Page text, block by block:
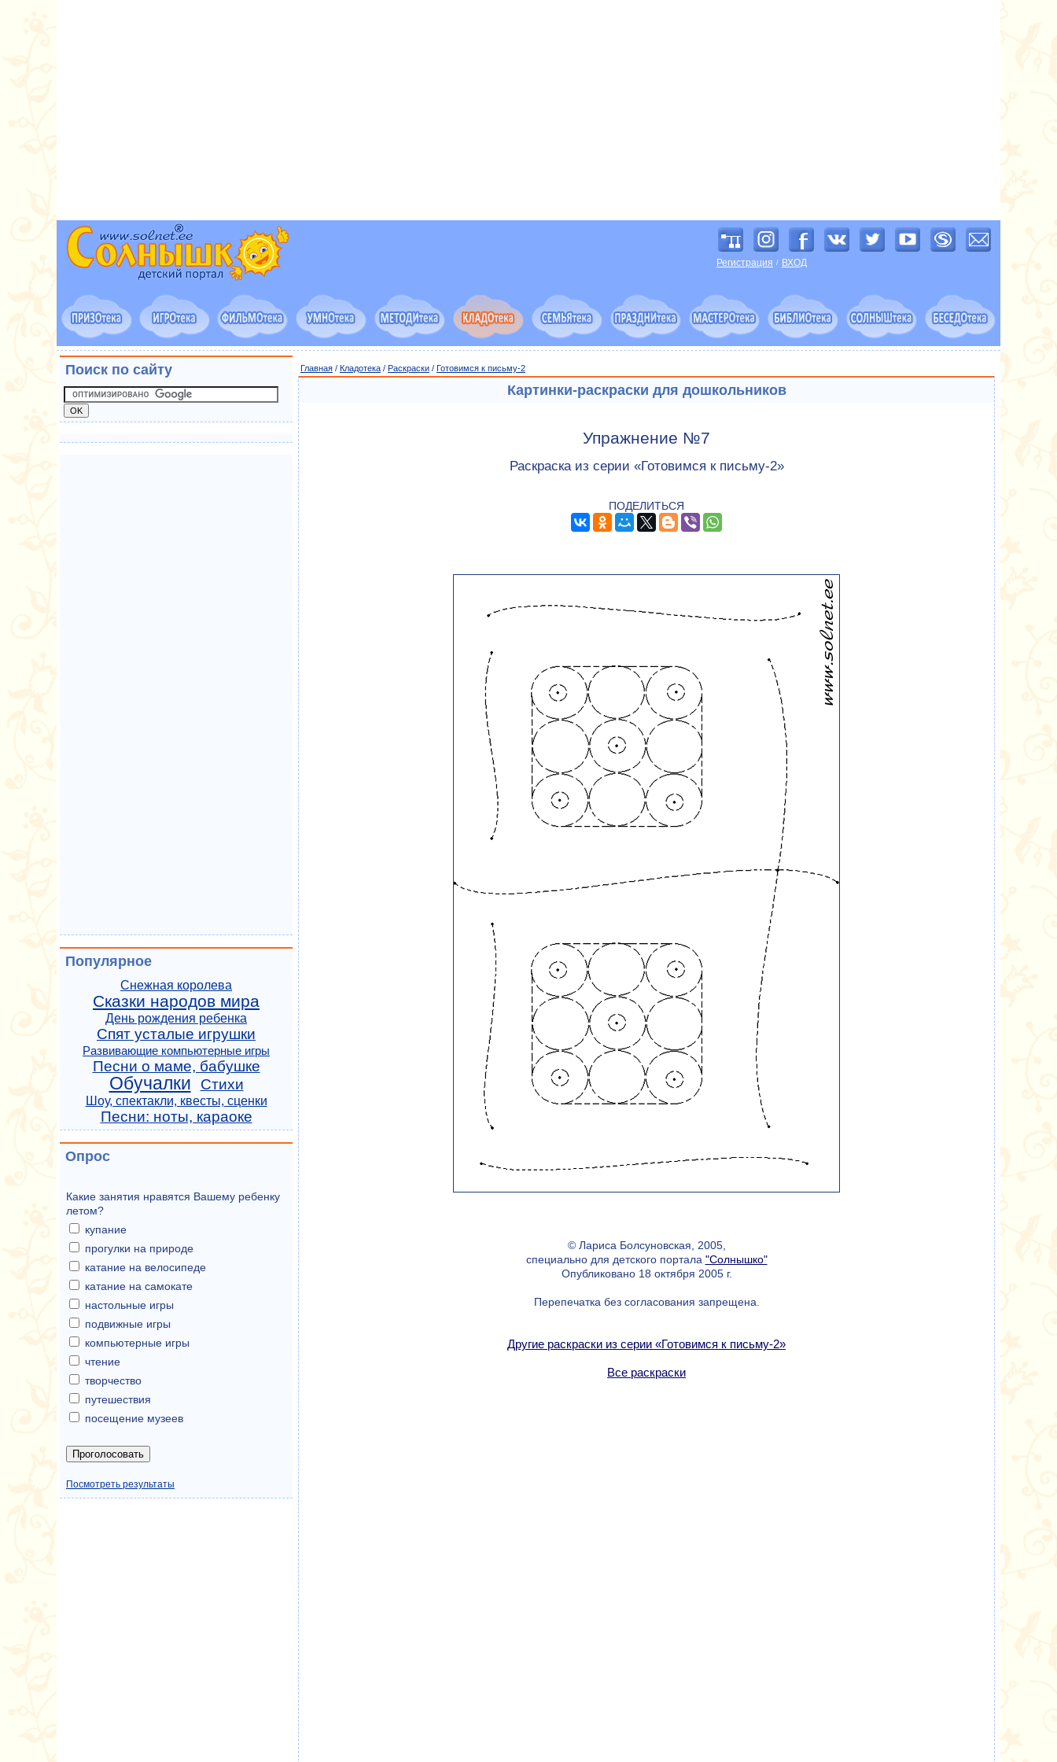
Регистрация / ВХОД
Главная / Кладотека / Раскраски / Готовимся к письму-2
Картинки-раскраски для дошкольников
Упражнение №7
Раскраска из серии «Готовимся к письму-2»
ПОДЕЛИТЬСЯ
© Лариса Болсуновская, 2005,
специально для детского портала "Солнышко"
Опубликовано 18 октября 2005 г.
Перепечатка без согласования запрещена.
Другие раскраски из серии «Готовимся к письму-2»
Все раскраски
Поиск по сайту
Популярное
Снежная королева
Сказки народов мира
День рождения ребенка
Спят усталые игрушки
Развивающие компьютерные игры
Песни о маме, бабушке
Обучалки Стихи
Шоу, спектакли, квесты, сценки
Песни: ноты, караоке
Опрос
Какие занятия нравятся Вашему ребенку
летом?
купание
прогулки на природе
катание на велосипеде
катание на самокате
настольные игры
подвижные игры
компьютерные игры
чтение
творчество
путешествия
посещение музеев
Посмотреть результаты